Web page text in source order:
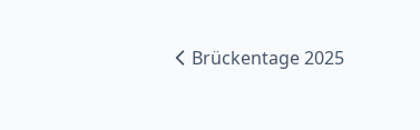
Brückentage 2025